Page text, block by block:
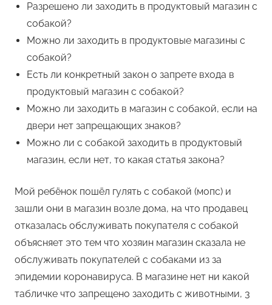
Разрешено ли заходить в продуктовый магазин с
собакой?
Можно ли заходить в продуктовые магазины с
собакой?
Есть ли конкретный закон о запрете входа в
продуктовый магазин с собакой?
Можно ли заходить в магазин с собакой, если на
двери нет запрещающих знаков?
Можно ли с собакой заходить в продуктовый
магазин, если нет, то какая статья закона?
Мой ребёнок пошёл гулять с собакой (мопс) и
зашли они в магазин возле дома, на что продавец
отказалась обслуживать покупателя с собакой
объясняет это тем что хозяин магазин сказала не
обслуживать покупателей с собаками из за
эпидемии коронавируса. В магазине нет ни какой
табличке что запрещено заходить с животными, 3